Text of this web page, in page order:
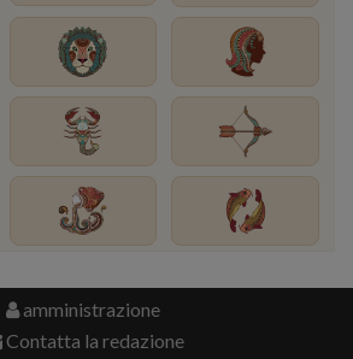
amministrazione
Contatta la redazione